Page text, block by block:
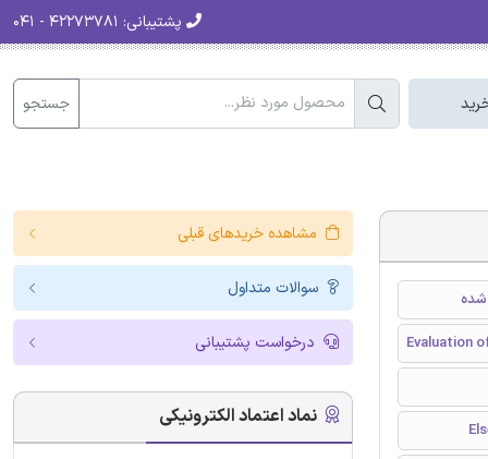
پشتیبانی:
جستجو
Evaluation
مشاهده خریدهای قبلی
سوالات متداول
درخواست پشتیبانی
نماد اعتماد الکترونیکی